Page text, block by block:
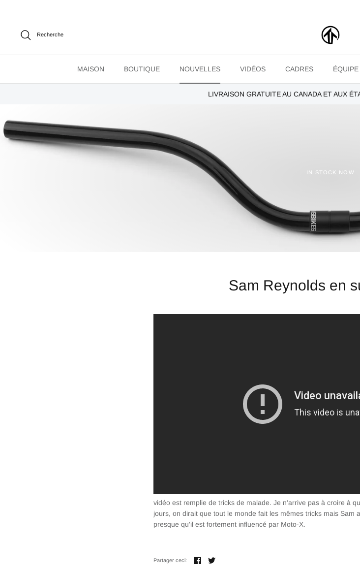
Recherche
MAISON BOUTIQUE NOUVELLES VIDÉOS CADRES ÉQUIPE
LIVRAISON GRATUITE AU CANADA ET AUX
IN STOCK NOW
Sam Reynolds en
vidéo est remplie de tricks de malade. Je n'arrive pas à croire à
jours, on dirait que tout le monde fait les mêmes tricks mais
presque qu'il est fortement influencé par Moto-X.
Partager ceci: PartagerTweeter